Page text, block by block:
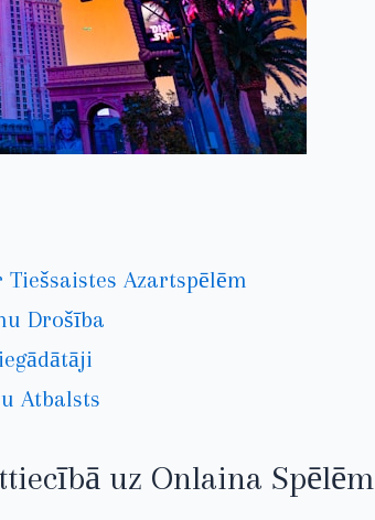
Azartspēlēm
Drošība
Atbalsts
uz Onlaina Spēlēm